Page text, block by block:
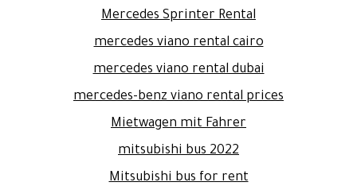
Mercedes Sprinter Rental
mercedes viano rental cairo
mercedes viano rental dubai
mercedes-benz viano rental prices
Mietwagen mit Fahrer
mitsubishi bus 2022
Mitsubishi bus for rent